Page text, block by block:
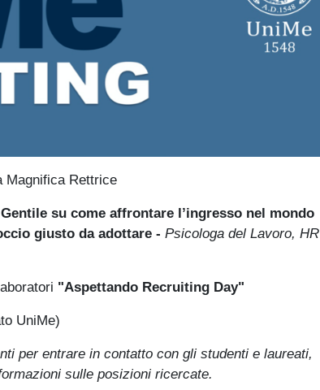
Magnifica Rettrice
su come affrontare l’ingresso nel mondo
giusto da adottare - Psicologa del Lavoro, HR
"Aspettando Recruiting Day"
UniMe)
per entrare in contatto con gli studenti e laureati,
sulle posizioni ricercate.